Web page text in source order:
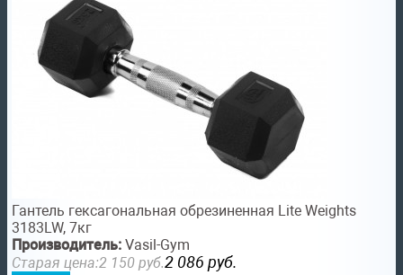
Гантель гексагональная обрезиненная Lite Weights
3183LW, 7кг
Производитель: Vasil-Gym
Старая цена:2 150 руб.2 086 руб.